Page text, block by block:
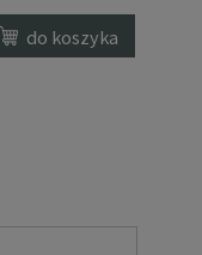
do koszyka